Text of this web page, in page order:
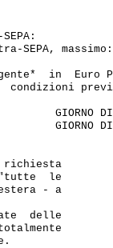
SEPA:
SEPA,
in  Euro
condizioni
GIORNO
GIORNO
richiesta
le
- a
delle